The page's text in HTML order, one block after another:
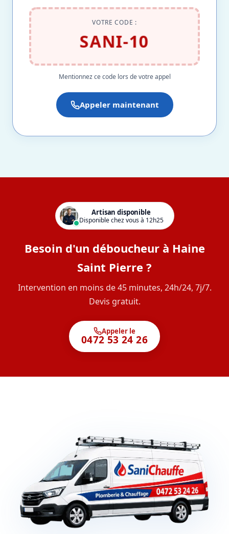
VOTRE CODE :
SANI-10
Mentionnez ce code lors de votre appel
Appeler maintenant
Artisan disponible
Disponible chez vous à 12h25
Besoin d'un déboucheur à Haine
Saint Pierre ?
Intervention en moins de 45 minutes, 24h/24, 7j/7.
Devis gratuit.
Appeler le
0472 53 24 26